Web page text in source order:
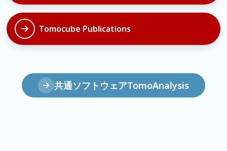
Tomocube Publications
共通ソフトウェアTomoAnalysis